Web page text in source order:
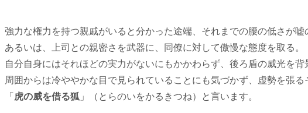
強力な権力を持つ親戚がいると分かった途端、それまでの腰の低さが嘘
あるいは、上司との親密さを武器に、同僚に対して傲慢な態度を取る。
自分自身にはそれほどの実力がないにもかかわらず、後ろ盾の威光を背
周囲からは冷ややかな目で見られていることにも気づかず、虚勢を張る
「 虎の威を借る狐 」（とらのいをかるきつね）と言います。